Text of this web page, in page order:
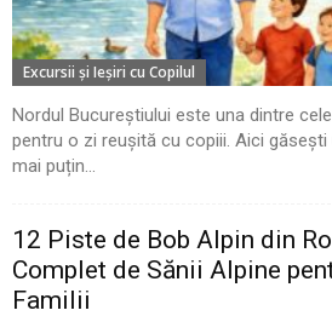
Excursii şi Ieşiri cu Copilul
Nordul Bucureștiului este una dintre
pentru o zi reușită cu copiii. Aici
mai puțin...
12 Piste de Bob Alpin din
Complet de Sănii Alpine
Familii